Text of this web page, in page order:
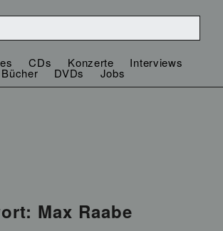
CDs Konzerte Interviews
Bücher DVDs Jobs
Max Raabe